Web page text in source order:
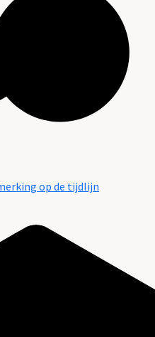
op de tijdlijn